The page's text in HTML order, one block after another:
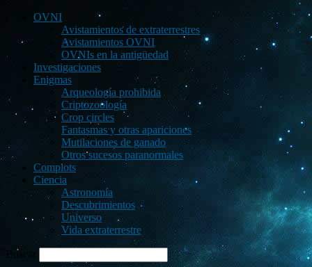
OVNI
Avistamientos de extraterrestres
Avistamientos OVNI
OVNIs en la antigüedad
Investigaciones
Enigmas
Arqueología prohibida
Criptozoología
Crop circles
Fantasmas y otras apariciones
Mutilaciones de ganado
Otros sucesos paranormales
Complots
Ciencia
Astronomía
Descubrimientos
Universo
Vida extraterrestre
Buscar